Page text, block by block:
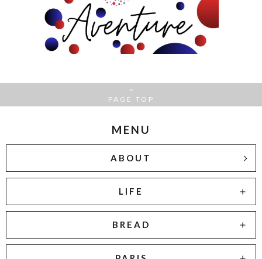
PAGE TOP
MENU
ABOUT
LIFE
BREAD